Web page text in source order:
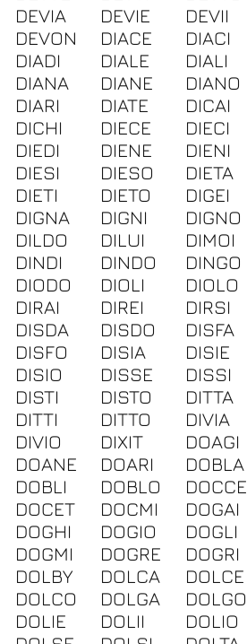
DEVIA
DEVIE DEVII
DEVON
DIACE DIACI
DIADI
DIALE DIALI
DIANA
DIANE DIANO
DIARI
DIATE DICAI
DICHI
DIECE DIECI
DIEDI
DIENE DIENI
DIESI
DIESO DIETA
DIETI
DIETO DIGEI
DIGNA
DIGNI DIGNO
DILDO
DILUI DIMOI
DINDI
DINDO DINGO
DIODO
DIOLI DIOLO
DIRAI
DIREI DIRSI
DISDA
DISDO DISFA
DISFO
DISIA DISIE
DISIO
DISSE DISSI
DISTI
DISTO DITTA
DITTI
DITTO DIVIA
DIVIO
DIXIT DOAGI
DOANE
DOARI DOBLA
DOBLI
DOBLO DOCCE
DOCET
DOCMI DOGAI
DOGHI
DOGIO DOGLI
DOGMI
DOGRE DOGRI
DOLBY
DOLCA DOLCE
DOLCO
DOLGA DOLGO
DOLIE
DOLII DOLIO